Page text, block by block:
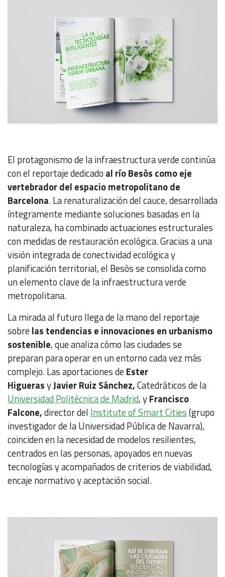
El protagonismo de la infraestructura verde continúa
con el reportaje dedicado al río Besòs como eje
vertebrador del espacio metropolitano de
Barcelona. La renaturalización del cauce, desarrollada
íntegramente mediante soluciones basadas en la
naturaleza, ha combinado actuaciones estructurales
con medidas de restauración ecológica. Gracias a una
visión integrada de conectividad ecológica y
planificación territorial, el Besòs se consolida como
un elemento clave de la infraestructura verde
metropolitana.
La mirada al futuro llega de la mano del reportaje
sobrelas tendencias e innovaciones en urbanismo
sostenible, que analiza cómo las ciudades se
preparan para operar en un entorno cada vez más
complejo. Las aportaciones deEster
HiguerasyJavier Ruiz Sánchez,Catedráticos de la
Universidad Politécnica de Madrid, yFrancisco
Falcone,director del Institute of Smart Cities(grupo
investigador de la Universidad Pública de Navarra),
coinciden en la necesidad de modelos resilientes,
centrados en las personas, apoyados en nuevas
tecnologías y acompañados de criterios de viabilidad,
encaje normativo y aceptación social.